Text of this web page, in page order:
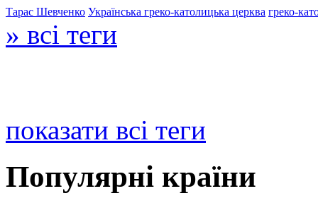
Тарас Шевченко Українська греко-католицька церква греко-
» всі теги
показати всі теги
Популярні країни